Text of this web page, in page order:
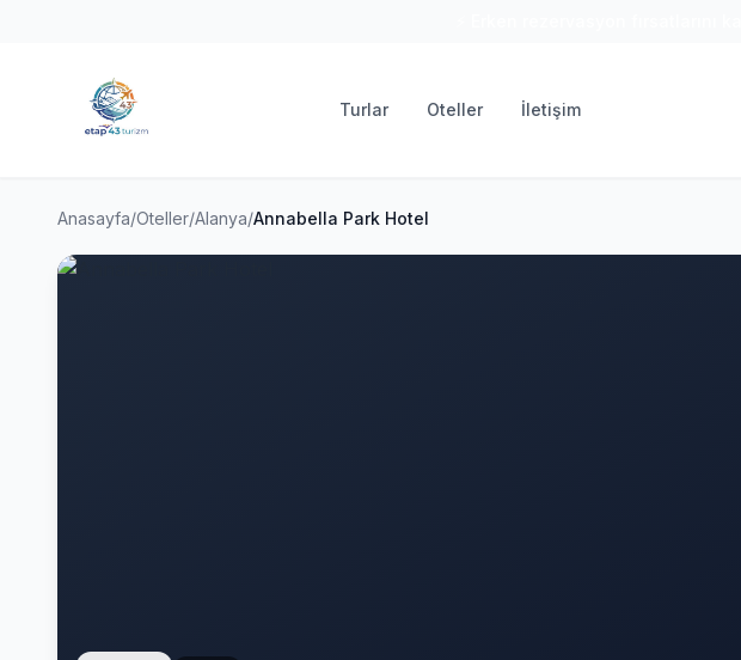
Turlar Oteller İletişim
Anasayfa/Oteller/Alanya/Annabella Park Hotel